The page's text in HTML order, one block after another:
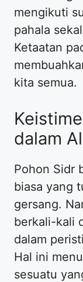
mengikuti
pahala
Ketaatan
kita semua.
dalam
Pohon Sidr
biasa yang
gersang.
berkali-kali
dalam
Hal ini
sesuatu